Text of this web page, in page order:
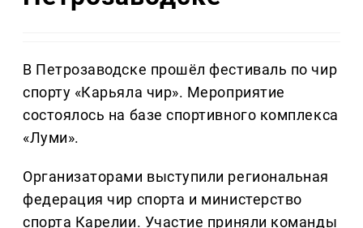
В Петрозаводске прошёл фестиваль по чир
спорту «Карьяла чир». Мероприятие
состоялось на базе спортивного комплекса
«Луми».
Организаторами выступили региональная
федерация чир спорта и министерство
спорта Карелии. Участие приняли команды